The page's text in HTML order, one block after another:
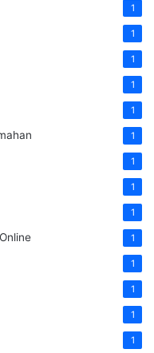
1
1
1
1
1
1
1
1
1
1
1
1
1
1